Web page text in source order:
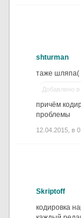
shturman
таже шляпа(
Добавлено в
причём
проблемы
12.04.2015, в
Skriptoff
кодировка